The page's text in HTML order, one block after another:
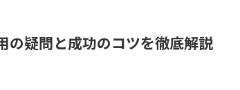
の疑問と成功のコツを徹底解説